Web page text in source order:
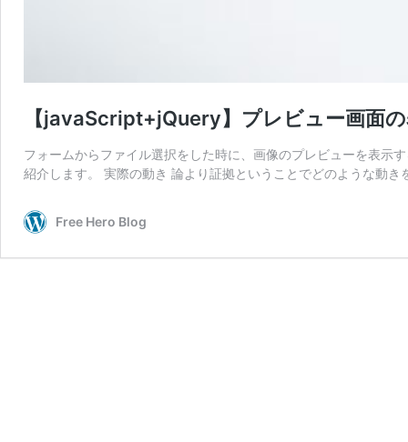
【javaScript+jQuery】プレビュー画面
フォームからファイル選択をした時に、画像のプレビューを表示
紹介します。 実際の動き 論より証拠ということでどのような動
Free Hero Blog